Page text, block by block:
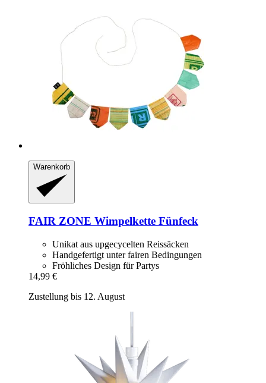
Warenkorb
FAIR ZONE Wimpelkette Fünfeck
Unikat aus upgecycelten Reissäcken
Handgefertigt unter fairen Bedingungen
Fröhliches Design für Partys
14,99 €
Zustellung bis 12. August